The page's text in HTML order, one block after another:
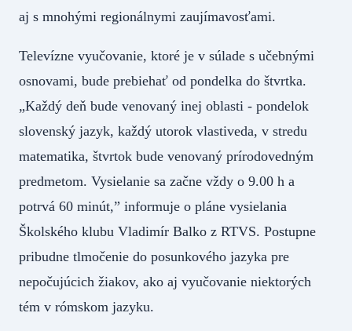
aj s mnohými regionálnymi zaujímavosťami.
Televízne vyučovanie, ktoré je v súlade s učebnými
osnovami, bude prebiehať od pondelka do štvrtka.
„Každý deň bude venovaný inej oblasti - pondelok
slovenský jazyk, každý utorok vlastiveda, v stredu
matematika, štvrtok bude venovaný prírodovedným
predmetom. Vysielanie sa začne vždy o 9.00 h a
potrvá 60 minút,” informuje o pláne vysielania
Školského klubu Vladimír Balko z RTVS. Postupne
pribudne tlmočenie do posunkového jazyka pre
nepočujúcich žiakov, ako aj vyučovanie niektorých
tém v rómskom jazyku.